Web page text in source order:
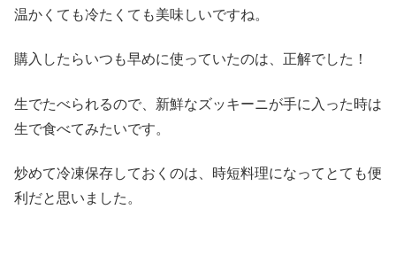
温かくても冷たくても美味しいですね。
購入したらいつも早めに使っていたのは、正解でした！
生でたべられるので、新鮮なズッキーニが手に入った時は
生で食べてみたいです。
炒めて冷凍保存しておくのは、時短料理になってとても便
利だと思いました。